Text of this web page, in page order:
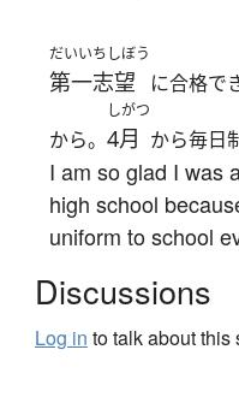
だいいちしぼう
第一志望 に合格で
から。
しがつ
4月 から毎日
I am so glad I was
high school
uniform to school
Discussions
Log in to talk about this